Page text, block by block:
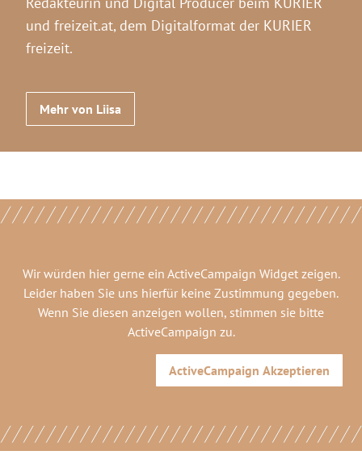
und freizeit.at, dem Digitalformat der KURIER
freizeit.
Mehr von Liisa
Wir würden hier gerne ein ActiveCampaign Widgetzeigen.
Leider haben Sie uns hierfür keine Zustimmung gegeben.
Wenn Sie diesen anzeigen wollen, stimmen sie bitte
ActiveCampaign zu.
ActiveCampaign Akzeptieren